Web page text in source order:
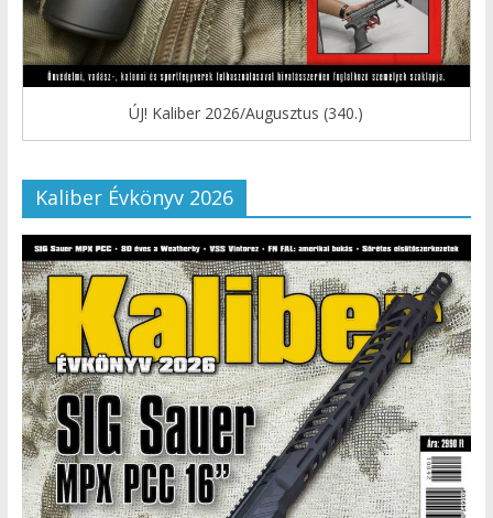
ÚJ! Kaliber 2026/Augusztus (340.)
Kaliber Évkönyv 2026